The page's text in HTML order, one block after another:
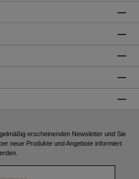
erscheinenden Newsletter und Sie
neue Produkte und Angebote informiert